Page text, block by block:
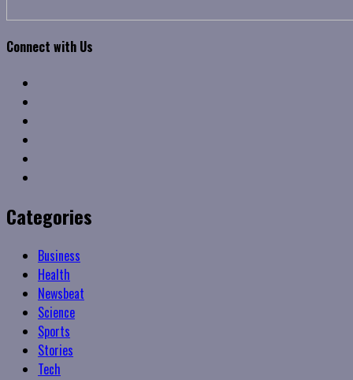
Connect with Us
Categories
Business
Health
Newsbeat
Science
Sports
Stories
Tech